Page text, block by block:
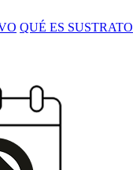
QUÉ ES SUSTRATO